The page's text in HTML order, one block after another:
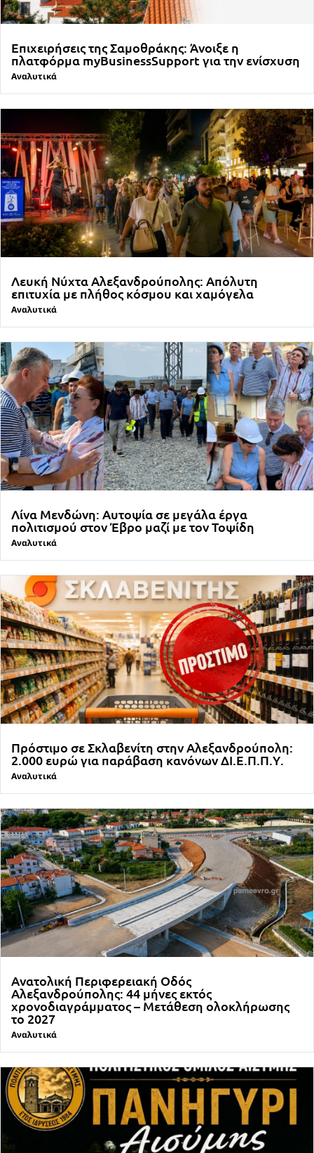
Επιχειρήσεις της Σαμοθράκης: Άνοιξε η
πλατφόρμα myBusinessSupport για την ενίσχυση
Αναλυτικά
Λευκή Νύχτα Αλεξανδρούπολης: Απόλυτη
επιτυχία με πλήθος κόσμου και χαμόγελα
Αναλυτικά
Λίνα Μενδώνη: Αυτοψία σε μεγάλα έργα
πολιτισμού στον Έβρο μαζί με τον Τοψίδη
Αναλυτικά
Πρόστιμο σε Σκλαβενίτη στην Αλεξανδρούπολη:
2.000 ευρώ για παράβαση κανόνων ΔΙ.Ε.Π.Π.Υ.
Αναλυτικά
Ανατολική Περιφερειακή Οδός
Αλεξανδρούπολης: 44 μήνες εκτός
χρονοδιαγράμματος – Μετάθεση ολοκλήρωσης
το 2027
Αναλυτικά